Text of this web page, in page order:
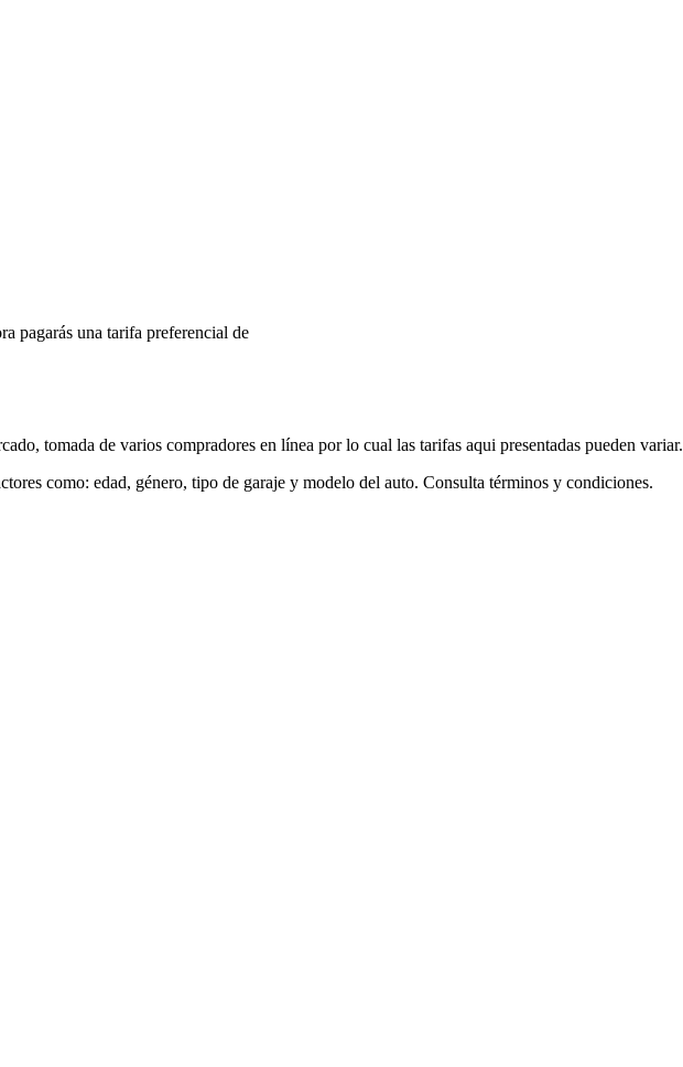
pagarás una tarifa preferencial de
tomada de varios compradores en línea por lo cual las tarifas aqui presentadas pueden variar.
como: edad, género, tipo de garaje y modelo del auto. Consulta términos y condiciones.